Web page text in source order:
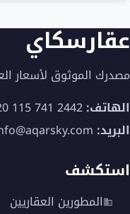
عقارسكاي
مصدرك الموثوق لأسعار
الهاتف:115 741 2442
البريد:
استكشف
المطورين العقاريين